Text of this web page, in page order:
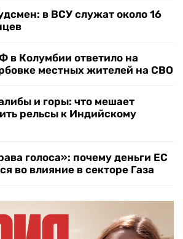
в ВСУ служат около 16
в Колумбии ответило на
местных жителей на СВО
и горы: что мешает
рельсы к Индийскому
голоса»: почему деньги ЕС
во влияние в секторе Газа